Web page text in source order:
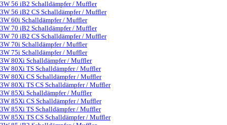
3W 56 iB2 Schalldämpfer / Muffler
3W 56 iB2 CS Schalldämpfer / Muffler
3W 60i Schalldämpfer / Muffler
3W 70 iB2 Schalldämpfer / Muffler
3W 70 iB2 CS Schalldämpfer / Muffler
3W 70i Schalldämpfer / Muffler
3W 75i Schalldämpfer / Muffler
3W 80Xi Schalldämpfer / Muffler
3W 80Xi TS Schalldämpfer / Muffler
3W 80Xi CS Schalldämpfer / Muffler
3W 80Xi TS CS Schalldämpfer / Muffler
3W 85Xi Schalldämpfer / Muffler
3W 85Xi CS Schalldämpfer / Muffler
3W 85Xi TS Schalldämpfer / Muffler
3W 85Xi TS CS Schalldämpfer / Muffler